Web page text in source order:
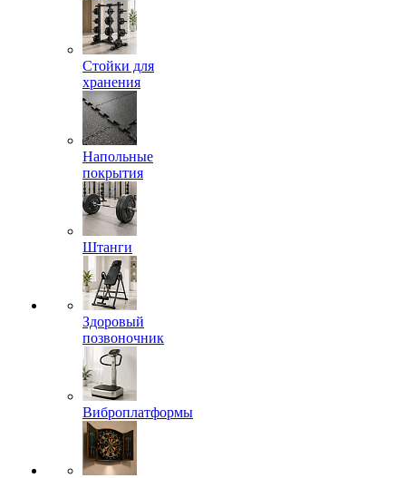
Стойки для
хранения
Напольные
покрытия
Штанги
Здоровый
позвоночник
Виброплатформы